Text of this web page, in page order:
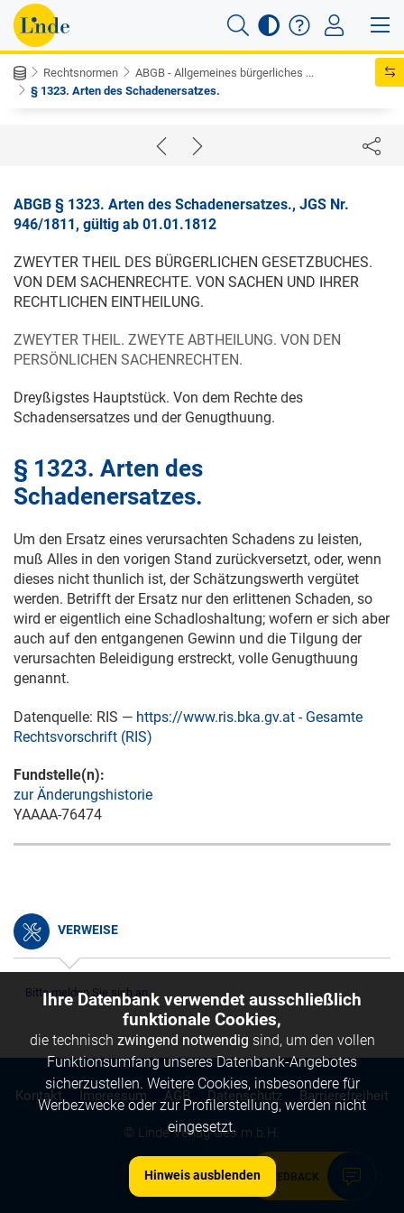
Rechtsnormen
ABGB - Allgemeines bürgerliches ...
§ 1323. Arten des Schadenersatzes.
FEEDBACK
ABGB § 1323. Arten des Schadenersatzes., JGS Nr.
946/1811, gültig ab 01.01.1812
ZWEYTER THEIL DES BÜRGERLICHEN GESETZBUCHES.
VON DEM SACHENRECHTE. VON SACHEN UND IHRER
RECHTLICHEN EINTHEILUNG.
ZWEYTER THEIL. ZWEYTE ABTHEILUNG. VON DEN
PERSÖNLICHEN SACHENRECHTEN.
Dreyßigstes Hauptstück. Von dem Rechte des
Schadensersatzes und der Genugthuung.
§ 1323. Arten des
Schadenersatzes.
Um den Ersatz eines verursachten Schadens zu leisten,
muß Alles in den vorigen Stand zurückversetzt, oder, wenn
dieses nicht thunlich ist, der Schätzungswerth vergütet
werden. Betrifft der Ersatz nur den erlittenen Schaden, so
wird er eigentlich eine Schadloshaltung; wofern er sich aber
auch auf den entgangenen Gewinn und die Tilgung der
verursachten Beleidigung erstreckt, volle Genugthuung
genannt.
Datenquelle: RIS — https://www.ris.bka.gv.at - Gesamte
Rechtsvorschrift (RIS)
Fundstelle(n):
zur Änderungshistorie
YAAAA-76474
VERWEISE
Bitte melden Sie sich an.
© Linde Verlag Ges.m.b.H.
Kontakt Impressum AGB Datenschutz Barrierefreiheit
Ihre Datenbank verwendet ausschließlich
funktionale Cookies,
die technisch zwingend notwendig sind, um den vollen
Funktionsumfang unseres Datenbank-Angebotes
sicherzustellen. Weitere Cookies, insbesondere für
Werbezwecke oder zur Profilerstellung, werden nicht
eingesetzt.
Hinweis ausblenden